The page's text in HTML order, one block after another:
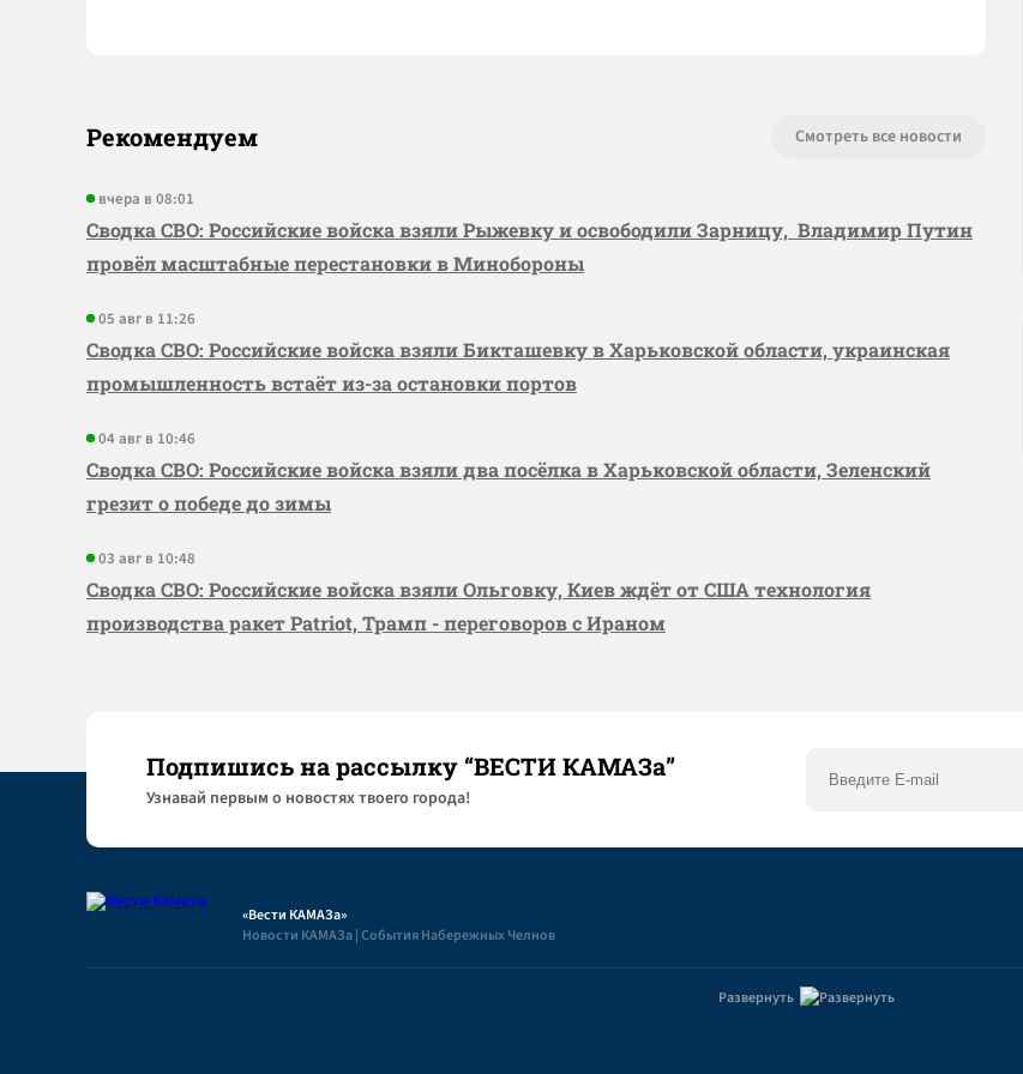
Рекомендуем Смотреть все новости
вчера в 08:01
Сводка СВО: Российские войска взяли Рыжевку и освободили Зарницу, Владимир Путин
провёл масштабные перестановки в Минобороны
05 авг в 11:26
Сводка СВО: Российские войска взяли Бикташевку в Харьковской области, украинская
промышленность встаёт из-за остановки портов
04 авг в 10:46
Сводка СВО: Российские войска взяли два посёлка в Харьковской области, Зеленский
грезит о победе до зимы
03 авг в 10:48
Сводка СВО: Российские войска взяли Ольговку, Киев ждёт от США технология
производства ракет Patriot, Трамп - переговоров с Ираном
Подпишись на рассылку “ВЕСТИ КАМАЗа”
Узнaвай первым о новостях твоего города!
«Вести КАМАЗа»
Новости КАМАЗа | События Набережных Челнов
Развернуть